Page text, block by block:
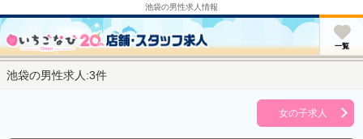
池袋の男性求人情報
u
一覧
池袋の男性求人:3件
女の子求人